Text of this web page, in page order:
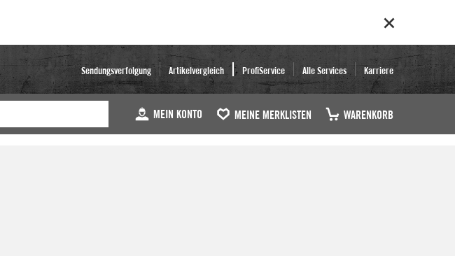
Sendungsverfolgung Artikelvergleich ProfiService Alle Services Karriere
MEIN KONTO MEINE MERKLISTEN WARENKORB